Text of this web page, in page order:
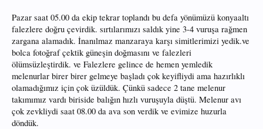
Pazar saat 05.00 da ekip tekrar toplandı bu defa yönümüzü konyaaltı
falezlere doğru çevirdik. sırtılarımızı saldık yine 3-4 vuruşa rağmen
zargana alamadık. İnanılmaz manzaraya karşı simitlerimizi yedik.ve
bolca fotoğraf çektik güneşin doğmasını ve falezleri
ölümsüzleştirdik. ve Falezlere gelince de hemen yemledik
melenurlar birer birer gelmeye başladı çok keyifliydi ama hazırlıklı
olamadığımız için çok üzüldük. Çünkü sadece 2 tane melenur
takımımız vardı biriside balığın hızlı vuruşuyla düştü. Melenur avı
çok zevkliydi saat 08.00 da ava son verdik ve evimize huzurla
döndük.